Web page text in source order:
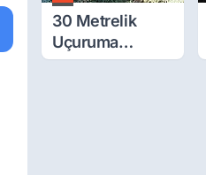
30 Metrelik
Uçuruma
Yuvarlanan